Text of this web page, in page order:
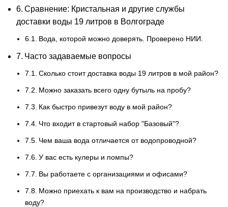
Сравнение: Кристальная и другие службы
доставки воды 19 литров в Волгограде
Вода, которой можно доверять. Проверено НИИ.
Часто задаваемые вопросы
Сколько стоит доставка воды 19 литров в мой район?
Можно заказать всего одну бутыль на пробу?
Как быстро привезут воду в мой район?
Что входит в стартовый набор "Базовый"?
Чем ваша вода отличается от водопроводной?
У вас есть кулеры и помпы?
Вы работаете с организациями и офисами?
Можно приехать к вам на производство и набрать
воду?